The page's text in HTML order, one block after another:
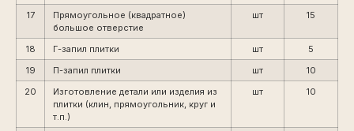
17
Прямоугольное (квадратное)
большое отверстие
шт 15
18 Г-запил плитки шт
5
19
П-запил плитки шт
10
20
Изготовление детали или изделия из
плитки (клин, прямоугольник, круг и
т.п.)
шт 10